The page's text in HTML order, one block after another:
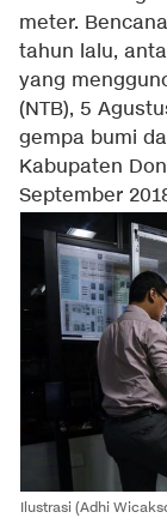
meter.
tahun lalu,
yang
(NTB), 5
gempa bumi
Kabupaten
September
Ilustrasi (Adhi